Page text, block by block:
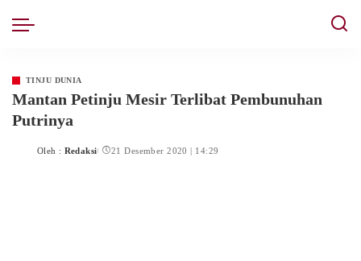
TINJU DUNIA
Mantan Petinju Mesir Terlibat Pembunuhan
Putrinya
Oleh : Redaksi 21 Desember 2020 | 14:29